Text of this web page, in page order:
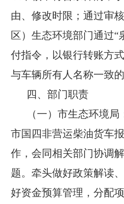
由、修改时限；通过审
区）生态环境部门通过“
付指令，以银行转账方
与车辆所有人名称一致的
四、部门职责
（一）市生态环境局
市国四非营运柴油货车
作，会同相关部门协调
题。牵头做好政策解读
好资金预算管理，分配